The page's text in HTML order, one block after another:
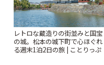
レトロな蔵造りの街並みと国宝
の城。松本の城下町で心ほぐれ
る週末1泊2日の旅 | ことりっぷ